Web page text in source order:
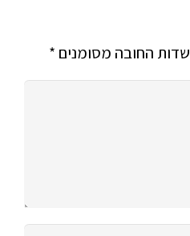
שדות החובה מסומנים *